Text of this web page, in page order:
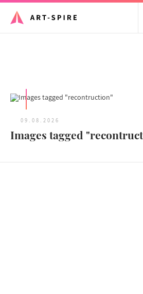
09.08.2026
Images tagged